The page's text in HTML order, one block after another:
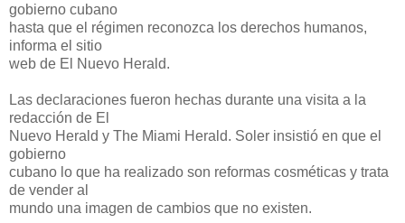
gobierno cubano
hasta que el régimen reconozca los derechos humanos,
informa el sitio
web de El Nuevo Herald.
Las declaraciones fueron hechas durante una visita a la
redacción de El
Nuevo Herald y The Miami Herald. Soler insistió en que el
gobierno
cubano lo que ha realizado son reformas cosméticas y trata
de vender al
mundo una imagen de cambios que no existen.